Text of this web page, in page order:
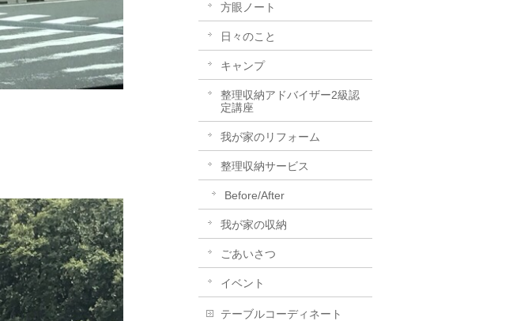
方眼ノート
日々のこと
キャンプ
整理収納アドバイザー2級認
定講座
我が家のリフォーム
整理収納サービス
Before/After
我が家の収納
ごあいさつ
イベント
テーブルコーディネート